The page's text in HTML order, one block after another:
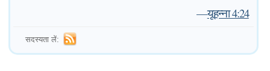
—यूहन्ना 4:24
सदस्यता लें: